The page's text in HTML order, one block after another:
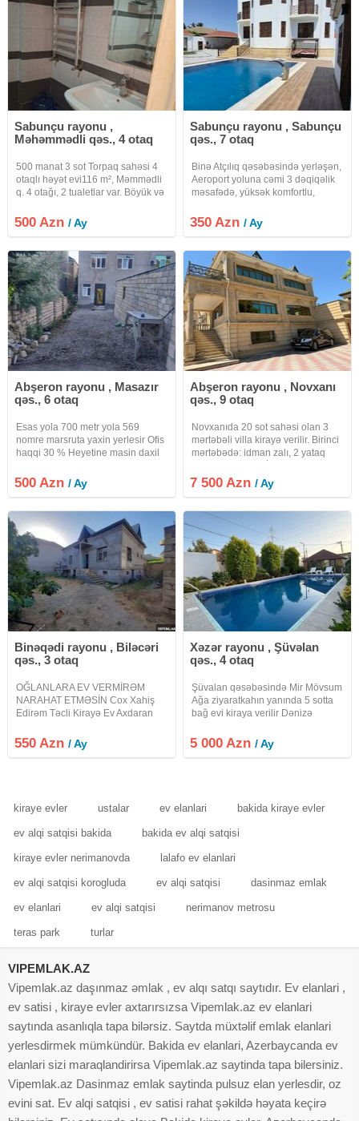
Sabunçu rayonu ,
Məhəmmədli qəs., 4 otaq
500 manat 3 sot Torpaq sahəsi 4
otaqlı həyət evi116 m², Məmmədli
q. 4 otağı, 2 tualetlar var. Böyük və
yoxdur. Kimsə uzun müddət istəsə,
kondisioner də qoya bilərəm.
500 Azn/ Ay
Sabunçu rayonu , Sabunçu
qəs., 7 otaq
Binə Atçılıq qəsəbəsində yerləşən,
Aeroport yoluna cəmi 3 dəqiqəlik
məsafədə, yüksək komfortlu,
mərtəbəli villa günlük və
uzunmüddətli kirayə üçün
hovuz
350 Azn/ Ay
Abşeron rayonu , Masazır
qəs., 6 otaq
Esas yola 700 metr yola 569
nomre marsruta yaxin yerlesir Ofis
haqqi 30 % Heyetine masin daxil
500 Azn/ Ay
Abşeron rayonu , Novxanı
qəs., 9 otaq
Novxanıda 20 sot sahəsi olan 3
mərtəbəli villa kirayə verilir. Birinci
mərtəbədə: idman zalı, 2 yataq
mətbəx, qonaq otağı, 2 yataq otağı
və hamam. 3-cü mərtəbə: 2 qonaq
7 500 Azn/ Ay
Binəqədi rayonu , Biləcəri
qəs., 3 otaq
OĞLANLARA EV VERMİRƏM
NARAHAT ETMƏSİN Cox Xahiş
Edirəm Təcli Kirayə Ev Axdaran
Təmirdən Cıxıb 20 yanvardan uzu
xirdalana gelende ekologiyaya
550 Azn/ Ay
Xəzər rayonu , Şüvəlan
qəs., 4 otaq
Şüvalan qəsəbəsində Mir Mövsum
Ağa ziyaratkahın yanında 5 sotta
bağ evi kiraya verilir Dənizə
məsafəsi isə 10 dəqiqadır. Bütün
şəraiti: mətbəx, 2 hamam otağı
5 000 Azn/ Ay
kiraye evler ustalar ev elanlari bakida kiraye evler
ev alqi satqisi bakida bakida ev alqi satqisi
kiraye evler nerimanovda lalafo ev elanlari
ev alqi satqisi korogluda ev alqi satqisi dasinmaz emlak
ev elanlari ev alqi satqisi nerimanov metrosu
teras park turlar
VIPEMLAK.AZ
Vipemlak.az daşınmaz əmlak , ev alqı satqı saytıdır. Ev elanlari ,
ev satisi , kiraye evler axtarırsızsa Vipemlak.az ev elanlari
saytında asanlıqla tapa bilərsiz. Saytda müxtəlif emlak elanlari
yerlesdirmek mümkündür. Bakida ev elanlari, Azerbaycanda ev
elanlari sizi maraqlandirirsa Vipemlak.az saytinda tapa bilersiniz.
Vipemlak.az Dasinmaz emlak saytinda pulsuz elan yerlesdir, oz
evini sat. Ev alqi satqisi , ev satisi rahat şəkildə həyata keçirə